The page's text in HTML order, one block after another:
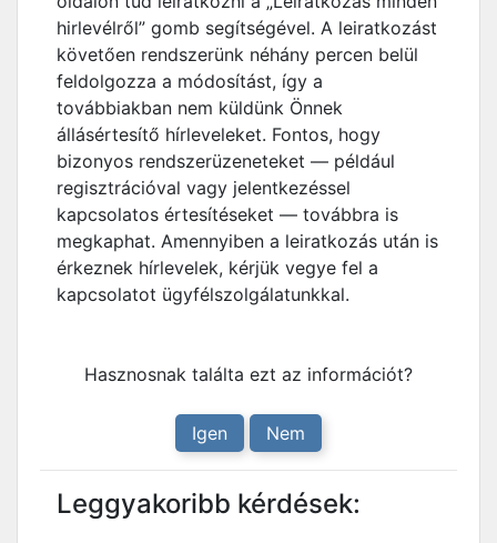
hirlevélről” gomb segítségével. A leiratkozást
követően rendszerünk néhány percen belül
feldolgozza a módosítást, így a
továbbiakban nem küldünk Önnek
állásértesítő hírleveleket. Fontos, hogy
bizonyos rendszerüzeneteket — például
regisztrációval vagy jelentkezéssel
kapcsolatos értesítéseket — továbbra is
megkaphat. Amennyiben a leiratkozás után is
érkeznek hírlevelek, kérjük vegye fel a
kapcsolatot ügyfélszolgálatunkkal.
Hasznosnak találta ezt az információt?
Igen Nem
Leggyakoribb kérdések: